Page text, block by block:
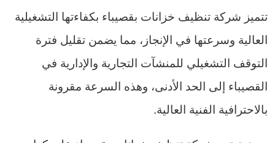
تتميز شركة تنظيف خزانات بقصيباء بكفاءتها التشغيلية
العالية وسرعتها في الإنجاز، مما يضمن تقليل فترة
التوقف التشغيلي للمنشآت التجارية والإدارية في
القصيباء إلى الحد الأدنى، وهذه السرعة مقرونة
بالاحترافية الفنية العالية.